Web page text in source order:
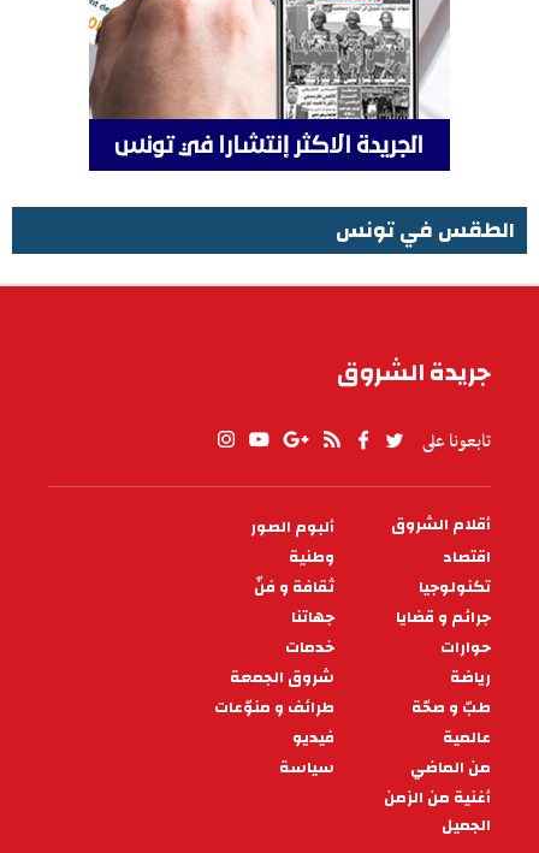
الطقس في تونس
جريدة الشروق
تابعونا على
PIED
DE
PAGE
أقلام الشروق
ألبوم الصور
اقتصاد
وطنية
تكنولوجيا
ثقافة و فنّ
جرائم و قضايا
جهاتنا
حوارات
خدمات
رياضة
شروق الجمعة
طبّ و صحّة
طرائف و منوّعات
عالمية
فيديو
من الماضي
سياسة
أغنية من الزمن
الجميل